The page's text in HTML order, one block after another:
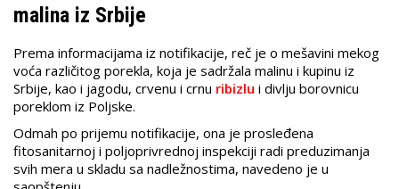
malina iz Srbije
Prema informacijama iz notifikacije, reč je o mešavini mekog
voća različitog porekla, koja je sadržala malinu i kupinu iz
Srbije, kao i jagodu, crvenu i crnu ribizlu i divlju borovnicu
poreklom iz Poljske.
Odmah po prijemu notifikacije, ona je prosleđena
fitosanitarnoj i poljoprivrednoj inspekciji radi preduzimanja
svih mera u skladu sa nadležnostima, navedeno je u